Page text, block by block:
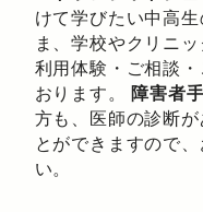
けて学びたい中高
ま、学校やクリニ
利用体験・ご相談
おります。障害者
方も、医師の診断
とができますので
い。